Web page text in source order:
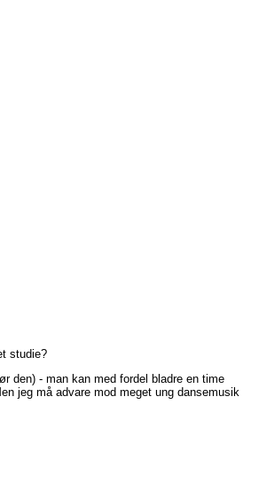
studie?
den) - man kan med fordel bladre en time
jeg må advare mod meget ung dansemusik